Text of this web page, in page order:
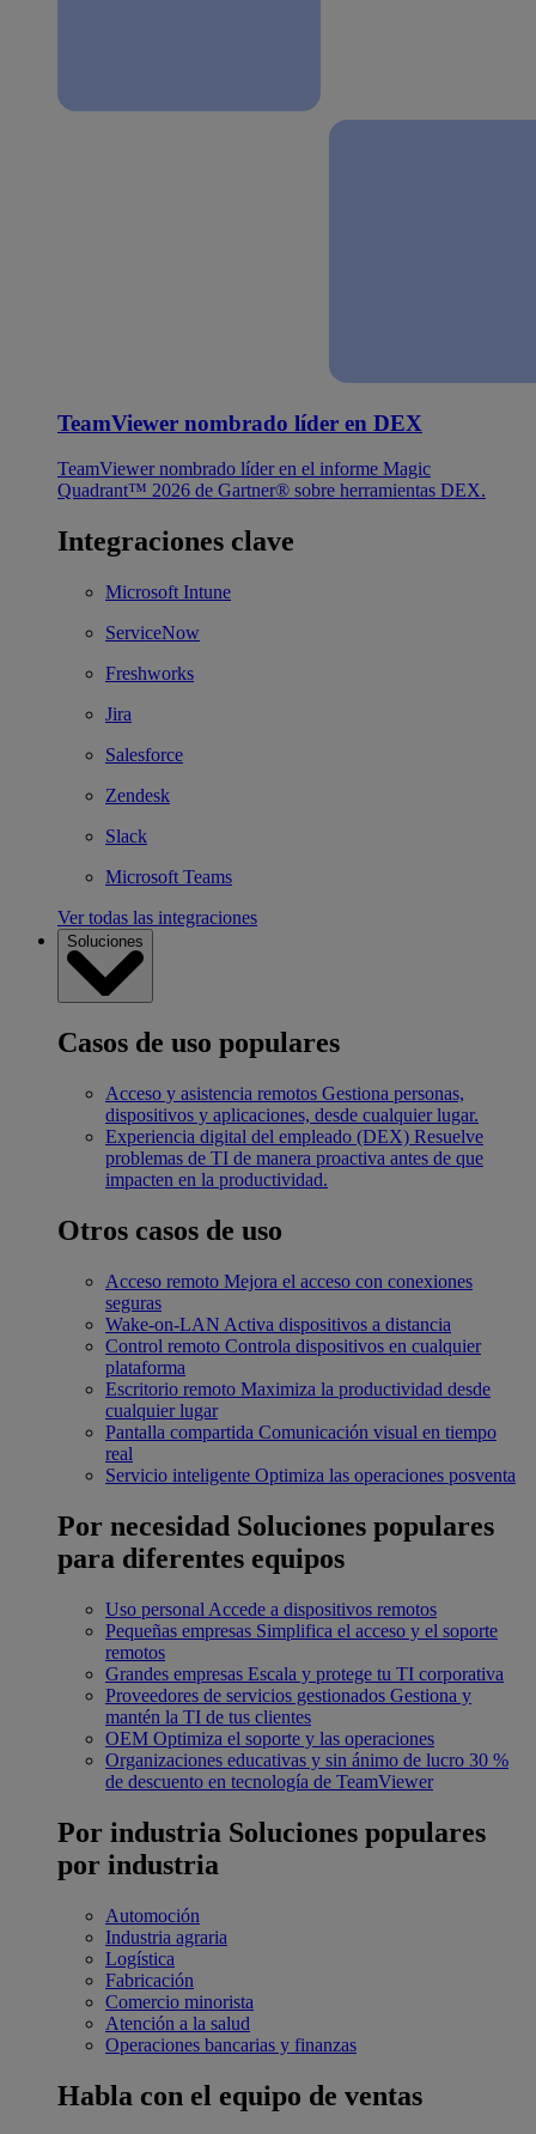
TeamViewer nombrado líder en DEX
TeamViewer nombrado líder en el informe Magic
Quadrant™ 2026 de Gartner® sobre herramientas DEX.
Integraciones clave
Microsoft Intune
ServiceNow
Freshworks
Jira
Salesforce
Zendesk
Slack
Microsoft Teams
Ver todas las integraciones
Soluciones
Casos de uso populares
Acceso y asistencia remotos Gestiona personas,
dispositivos y aplicaciones, desde cualquier lugar.
Experiencia digital del empleado (DEX) Resuelve
problemas de TI de manera proactiva antes de que
impacten en la productividad.
Otros casos de uso
Acceso remoto Mejora el acceso con conexiones
seguras
Wake-on-LAN Activa dispositivos a distancia
Control remoto Controla dispositivos en cualquier
plataforma
Escritorio remoto Maximiza la productividad desde
cualquier lugar
Pantalla compartida Comunicación visual en tiempo
real
Servicio inteligente Optimiza las operaciones posventa
Por necesidad Soluciones populares
para diferentes equipos
Uso personal Accede a dispositivos remotos
Pequeñas empresas Simplifica el acceso y el soporte
remotos
Grandes empresas Escala y protege tu TI corporativa
Proveedores de servicios gestionados Gestiona y
mantén la TI de tus clientes
OEM Optimiza el soporte y las operaciones
Organizaciones educativas y sin ánimo de lucro 30 %
de descuento en tecnología de TeamViewer
Por industria Soluciones populares
por industria
Automoción
Industria agraria
Logística
Fabricación
Comercio minorista
Atención a la salud
Operaciones bancarias y finanzas
Habla con el equipo de ventas